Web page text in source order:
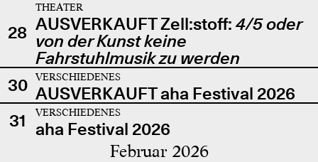
28
THEATER
AUSVERKAUFT Zell:stoff: 4/5 oder
von der Kunst keine
Fahrstuhlmusik zu werden
30
VERSCHIEDENES
AUSVERKAUFT aha Festival 2026
31
VERSCHIEDENES
aha Festival 2026
Februar 2026